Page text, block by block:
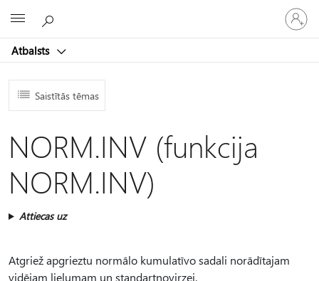
Atbalsts
savā
kontā
Saistītās tēmas
NORM.INV (funkcija
NORM.INV)
Attiecas uz
Atgriež apgrieztu normālo kumulatīvo sadali norādītajam
vidējam lielumam un standartnovirzei.